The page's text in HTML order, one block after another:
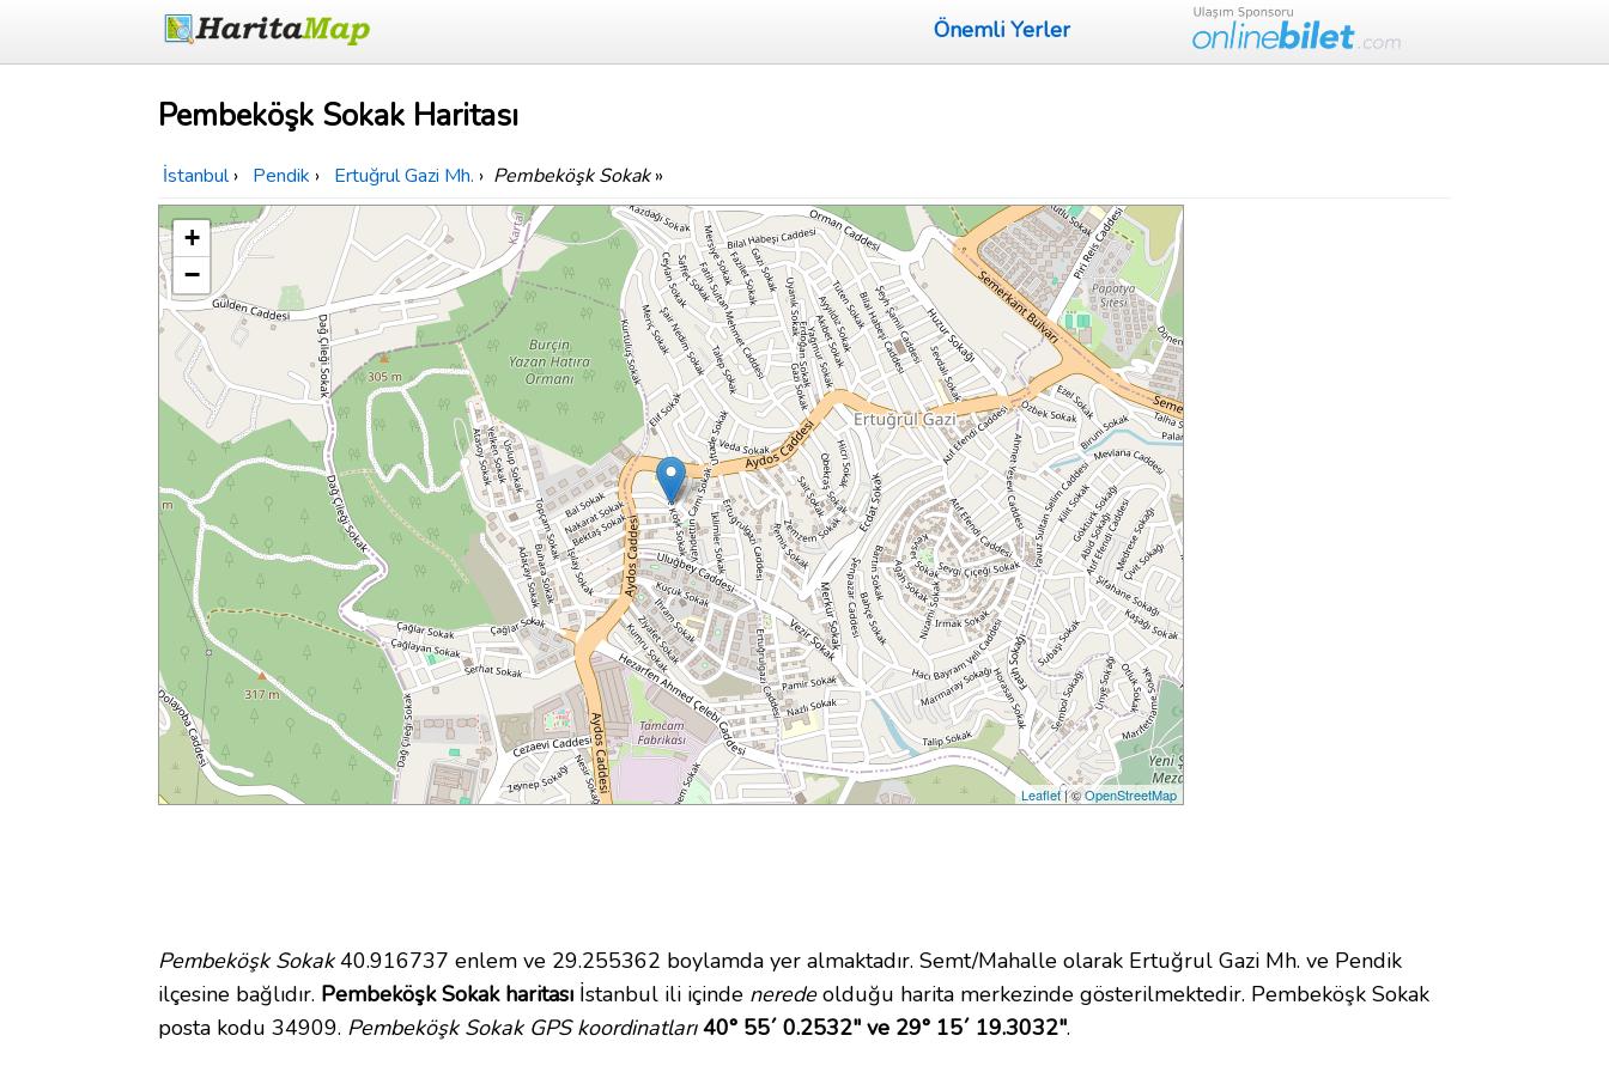
Önemli Yerler
Pembeköşk Sokak Haritası
İstanbul › Pendik › Ertuğrul Gazi Mh. › Pembeköşk Sokak»
+
−
Leaflet| ©OpenStreetMap
Pembeköşk Sokak40.916737 enlem ve 29.255362 boylamda yer almaktadır. Semt/Mahalle olarak Ertuğrul Gazi Mh. ve Pendik
ilçesine bağlıdır. Pembeköşk Sokak haritası İstanbul ili içinde neredeolduğu harita merkezinde gösterilmektedir. Pembeköşk Sokak
posta kodu 34909. Pembeköşk Sokak GPS koordinatları 40° 55´ 0.2532" ve 29° 15´ 19.3032".